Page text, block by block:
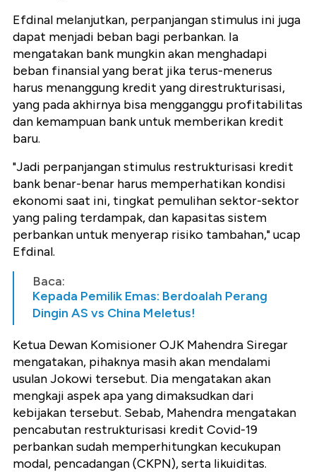
Efdinal melanjutkan, perpanjangan stimulus ini juga
dapat menjadi beban bagi perbankan. Ia
mengatakan bank mungkin akan menghadapi
beban finansial yang berat jika terus-menerus
harus menanggung kredit yang direstrukturisasi,
yang pada akhirnya bisa mengganggu profitabilitas
dan kemampuan bank untuk memberikan kredit
baru.
"Jadi perpanjangan stimulus restrukturisasi kredit
bank benar-benar harus memperhatikan kondisi
ekonomi saat ini, tingkat pemulihan sektor-sektor
yang paling terdampak, dan kapasitas sistem
perbankan untuk menyerap risiko tambahan," ucap
Efdinal.
Baca:
Kepada Pemilik Emas: Berdoalah Perang
Dingin AS vs China Meletus!
Ketua Dewan Komisioner OJK Mahendra Siregar
mengatakan, pihaknya masih akan mendalami
usulan Jokowi tersebut. Dia mengatakan akan
mengkaji aspek apa yang dimaksudkan dari
kebijakan tersebut. Sebab, Mahendra mengatakan
pencabutan restrukturisasi kredit Covid-19
perbankan sudah memperhitungkan kecukupan
modal, pencadangan (CKPN), serta likuiditas.